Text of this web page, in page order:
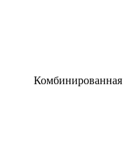
Комбинированная